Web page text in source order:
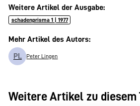
Weitere Artikel der Ausgabe:
schadenprisma 1 | 1977
Mehr Artikel des Autors:
PL Peter Lingen
Weitere Artikel zu diesem